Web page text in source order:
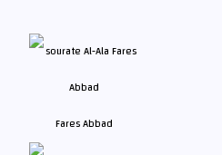
Fares Abbad